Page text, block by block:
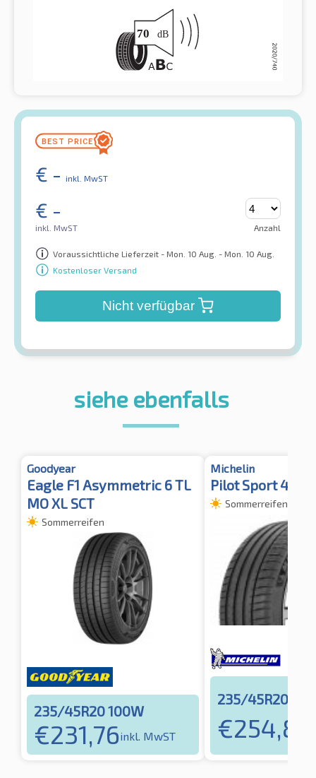
€ - inkl. MwST
€ -
inkl. MwST Anzahl
Voraussichtliche Lieferzeit - Mon. 10 Aug. - Mon. 10 Aug.
Kostenloser Versand
Nicht verfügbar
siehe ebenfalls
Goodyear
Eagle F1 Asymmetric 6 TL
MO XL SCT
Sommerreifen
235/45R20 100W
€231,76inkl. MwST
Michelin
Pilot Sport 4
Sommerreifen
235/45R20
€254,80